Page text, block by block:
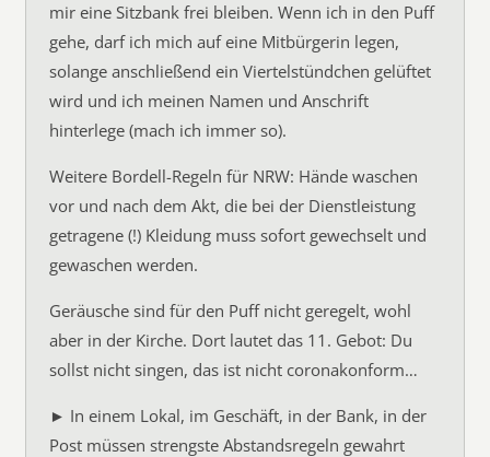
mir eine Sitzbank frei bleiben. Wenn ich in den Puff
gehe, darf ich mich auf eine Mitbürgerin legen,
solange anschließend ein Viertelstündchen gelüftet
wird und ich meinen Namen und Anschrift
hinterlege (mach ich immer so).
Weitere Bordell-Regeln für NRW: Hände waschen
vor und nach dem Akt, die bei der Dienstleistung
getragene (!) Kleidung muss sofort gewechselt und
gewaschen werden.
Geräusche sind für den Puff nicht geregelt, wohl
aber in der Kirche. Dort lautet das 11. Gebot: Du
sollst nicht singen, das ist nicht coronakonform…
► In einem Lokal, im Geschäft, in der Bank, in der
Post müssen strengste Abstandsregeln gewahrt